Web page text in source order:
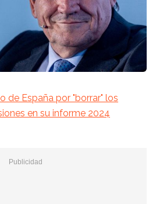
de España por "borrar" los
en su informe 2024